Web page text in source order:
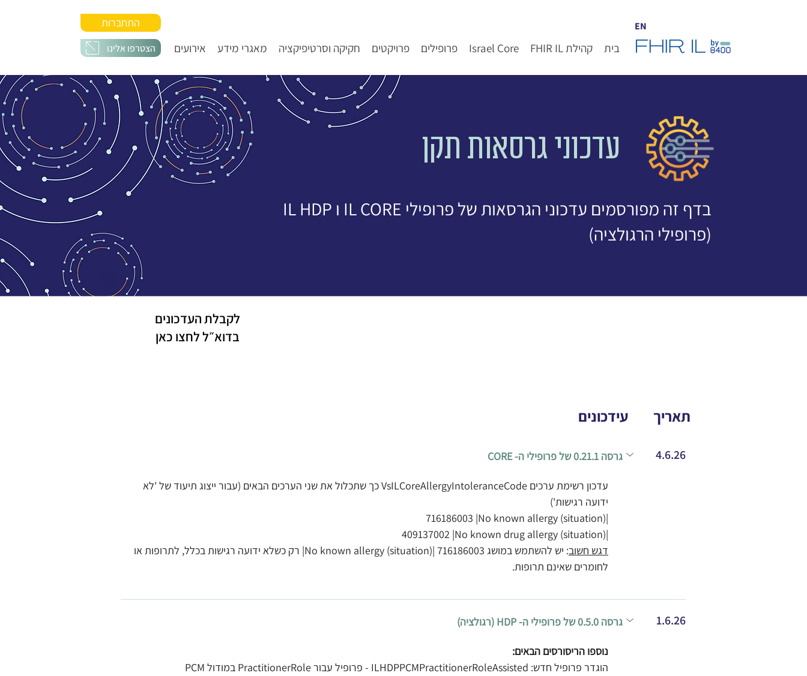
התחברות
הצטרפו אלינו בית קהילת FHIR IL Israel Core פרופילים פרויקטים חקיקה וסרטיפיקציה מאגרי מידע אירועים
EN
עדכוני גרסאות תקן
בדף זה מפורסמים עדכוני הגרסאות של פרופילי IL CORE ו IL HDP
(פרופילי הרגולציה)
לקבלת העדכונים
בדוא״ללחצו כאן
עידכונים תאריך
​גרסה 0.21.1 של פרופילי ה- CORE
עדכון רשימת ערכים VsILCoreAllergyIntoleranceCode כך שתכלול את שני הערכים הבאים (עבור ייצוג תיעוד של 'לא
ידועה רגישות')
716186003 |No known allergy (situation)|
409137002 |No known drug allergy (situation)|
דגש חשוב
: יש להשתמש במושג 716186003 |No known allergy (situation)| רק כשלא ידועה רגישות בכלל, לתרופות או
לחומרים שאינם תרופות.
4.6.26
​גרסה 0.5.0 של פרופילי ה- HDP (רגולציה)
נוספו הריסורסים הבאים:
הוגדר פרופיל חדש: ILHDPPCMPractitionerRoleAssisted - פרופיל עבור PractitionerRole במודול PCM
1.6.26